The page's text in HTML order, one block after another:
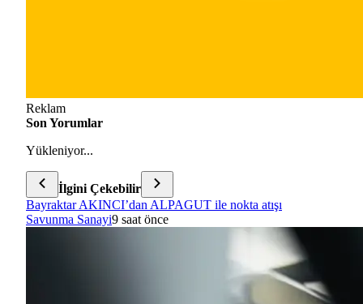
Reklam
Son Yorumlar
Yükleniyor...
İlgini Çekebilir
Bayraktar AKINCI’dan ALPAGUT ile nokta atışı
Savunma Sanayi9 saat önce